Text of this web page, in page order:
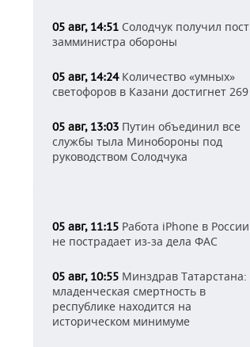
05 авг, 14:51 Солодчук получил пост
замминистра обороны
05 авг, 14:24Количество «умных»
светофоров в Казани достигнет 269
05 авг, 13:03 Путин объединил все
службы тыла Минобороны под
руководством Солодчука
05 авг, 11:15 Работа iPhone в России
не пострадает из-за дела ФАС
05 авг, 10:55 Минздрав Татарстана:
младенческая смертность в
республике находится на
историческом минимуме